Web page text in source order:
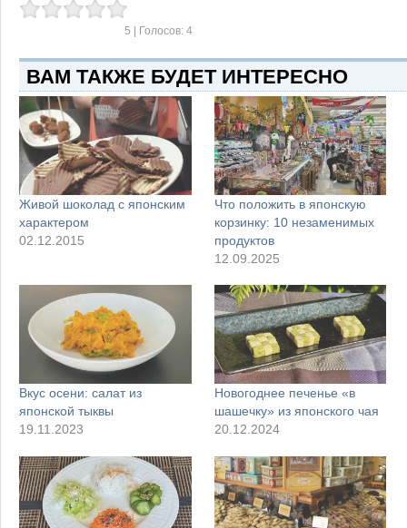
5 | Голосов: 4
ВАМ ТАКЖЕ БУДЕТ ИНТЕРЕСНО
Живой шоколад с японским
характером
02.12.2015
Что положить в японскую
корзинку: 10 незаменимых
продуктов
12.09.2025
Вкус осени: салат из
японской тыквы
19.11.2023
Новогоднее печенье «в
шашечку» из японского чая
20.12.2024